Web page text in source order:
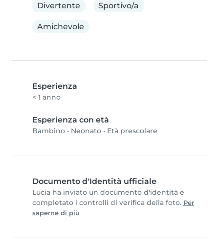
Divertente
Sportivo/a
Amichevole
Esperienza
< 1 anno
Esperienza con età
Bambino • Neonato • Età prescolare
Documento d'Identità ufficiale
Lucia ha inviato un documento d'identità e
completato i controlli di verifica della foto. Per
saperne di più